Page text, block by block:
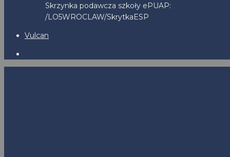
Skrzynka podawcza szkoły ePUAP:
/LO5WROCLAW/SkrytkaESP
Vulcan